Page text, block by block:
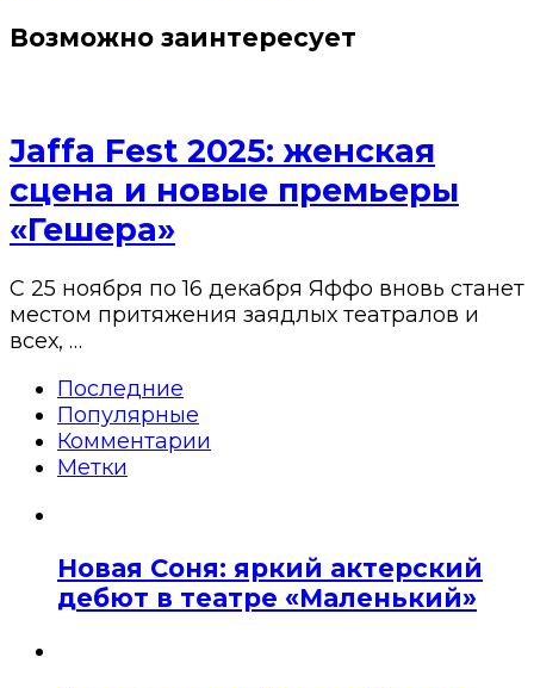
Возможно заинтересует
Jaffa Fest 2025: женская
сцена и новые премьеры
«Гешера»
С 25 ноября по 16 декабря Яффо вновь станет
местом притяжения заядлых театралов и
всех, …
Последние
Популярные
Комментарии
Метки
Новая Соня: яркий актерский
дебют в театре «Маленький»